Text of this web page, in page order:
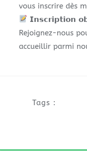
vous inscrire dès
𝗜𝗻𝘀𝗰𝗿𝗶𝗽𝘁𝗶𝗼𝗻
Rejoignez-nous
accueillir parmi
Tags :